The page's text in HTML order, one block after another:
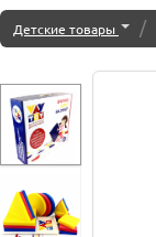
Детские товары /